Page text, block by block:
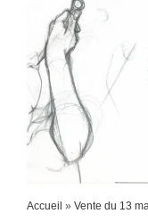
Accueil » Vente du 13